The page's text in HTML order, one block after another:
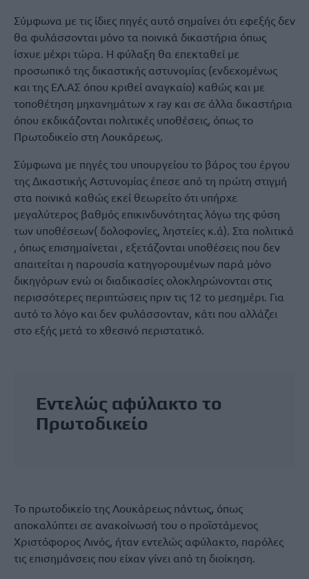
Σύμφωνα με τις ίδιες πηγές αυτό σημαίνει ότι εφεξής δεν
θα φυλάσσονται μόνο τα ποινικά δικαστήρια όπως
ίσχυε μέχρι τώρα. Η φύλαξη θα επεκταθεί με
προσωπικό της δικαστικής αστυνομίας (ενδεχομένως
και της ΕΛ.ΑΣ όπου κριθεί αναγκαίο) καθώς και με
τοποθέτηση μηχανημάτων x ray και σε άλλα δικαστήρια
όπου εκδικάζονται πολιτικές υποθέσεις, όπως το
Πρωτοδικείο στη Λουκάρεως.
Σύμφωνα με πηγές του υπουργείου το βάρος του έργου
της Δικαστικής Αστυνομίας έπεσε από τη πρώτη στιγμή
στα ποινικά καθώς εκεί θεωρείτο ότι υπήρχε
μεγαλύτερος βαθμός επικινδυνότητας λόγω της φύση
των υποθέσεων( δολοφονίες, ληστείες κ.ά). Στα πολιτικά
, όπως επισημαίνεται , εξετάζονται υποθέσεις που δεν
απαιτείται η παρουσία κατηγορουμένων παρά μόνο
δικηγόρων ενώ οι διαδικασίες ολοκληρώνονται στις
περισσότερες περιπτώσεις πριν τις 12 το μεσημέρι. Για
αυτό το λόγο και δεν φυλάσσονταν, κάτι που αλλάζει
στο εξής μετά το χθεσινό περιστατικό.
Εντελώς αφύλακτο το
Πρωτοδικείο
Το πρωτοδικείο της Λουκάρεως πάντως, όπως
αποκαλύπτει σε ανακοίνωσή του ο προϊστάμενος
Χριστόφορος Λινός, ήταν εντελώς αφύλακτο, παρόλες
τις επισημάνσεις που είχαν γίνει από τη διοίκηση.